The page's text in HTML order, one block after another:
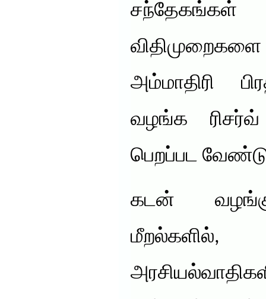
சந்தேகங்கள்
விதிமுறைகளை
அம்மாதிரி
வழங்க
பெறப்பட
கடன்